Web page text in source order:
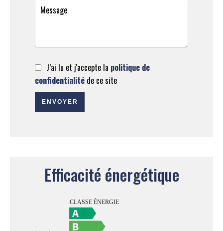
J’ai lu et j'accepte la politique de
confidentialité de ce site
ENVOYER
Efficacité énergétique